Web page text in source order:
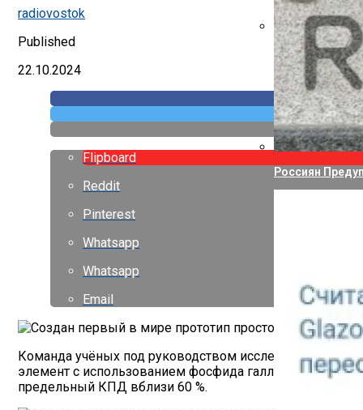
Canon
Россиян
radiovostok
Published
22.10.2024
Flipboard
Reddit
Pinterest
Whatsapp
Whatsapp
Email
Команда учёных под руководством исследователей
элемент с использованием фосфида галлия и титана.
предельный КПД вблизи 60 %.